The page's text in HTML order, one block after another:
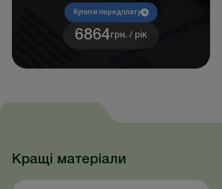
Купити передплату
6864грн. / рік
Кращі матеріали